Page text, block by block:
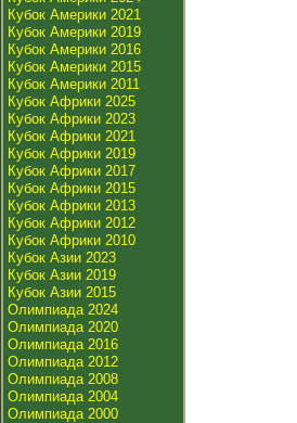
Кубок Америки 2021
Кубок Америки 2019
Кубок Америки 2016
Кубок Америки 2015
Кубок Америки 2011
Кубок Африки 2025
Кубок Африки 2023
Кубок Африки 2021
Кубок Африки 2019
Кубок Африки 2017
Кубок Африки 2015
Кубок Африки 2013
Кубок Африки 2012
Кубок Африки 2010
Кубок Азии 2023
Кубок Азии 2019
Кубок Азии 2015
Олимпиада 2024
Олимпиада 2020
Олимпиада 2016
Олимпиада 2012
Олимпиада 2008
Олимпиада 2004
Олимпиада 2000